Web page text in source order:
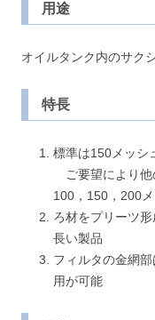
用途
オイルタンク内のサク
特長
標準は150メッシ
ご要望により他
100，150，200メ
ろ材をプリーツ
長い製品
フィルタの金網
用が可能